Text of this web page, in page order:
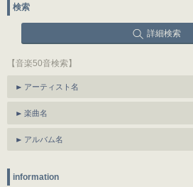
検索
詳細検索
【音楽50音検索】
アーティスト名
楽曲名
アルバム名
information